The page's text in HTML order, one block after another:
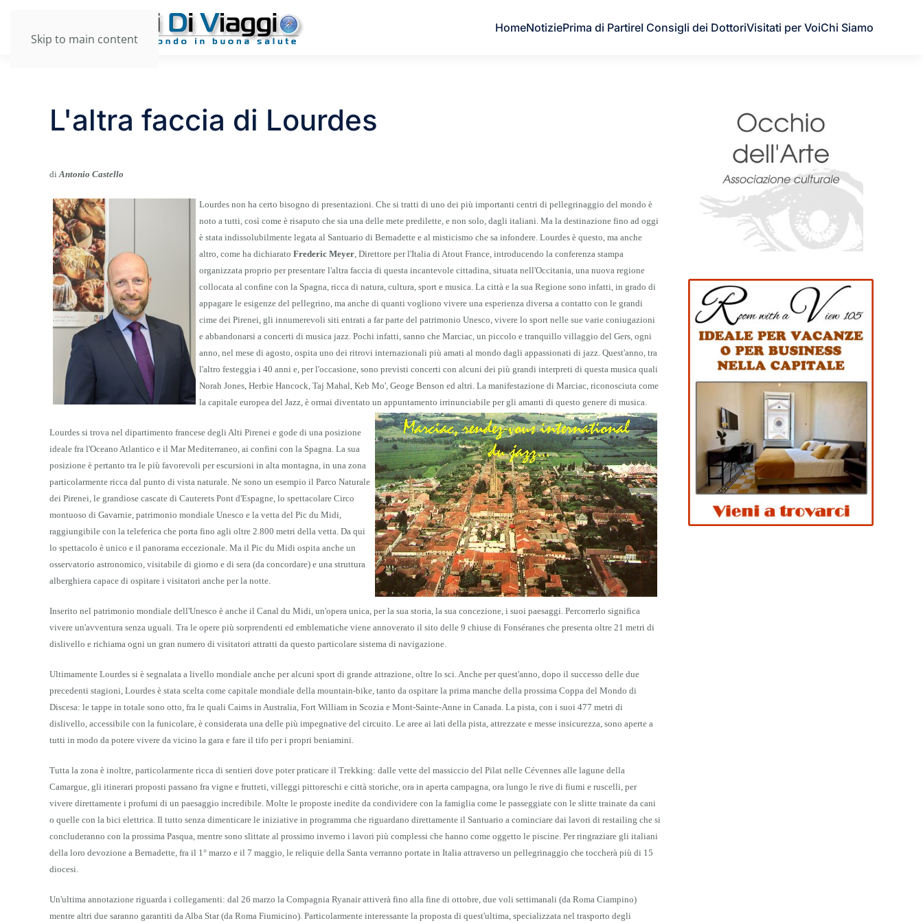
Skip to main content
HomeNotiziePrima di PartireI Consigli dei DottoriVisitati per VoiChi Siamo
L'altra faccia di Lourdes
diAntonio Castello
Lourdes non ha certo bisogno di presentazioni. Che si tratti di uno dei più importanti centri di pellegrinaggio del mondo è
noto a tutti, così come è risaputo che sia una delle mete predilette, e non solo, dagli italiani. Ma la destinazione fino ad oggi
è stata indissolubilmente legata al Santuario di Bernadette e al misticismo che sa infondere. Lourdes è questo, ma anche
altro, come ha dichiarato Frederic Meyer, Direttore per l'Italia di Atout France, introducendo la conferenza stampa
organizzata proprio per presentare l'altra faccia di questa incantevole cittadina, situata nell'Occitania, una nuova regione
collocata al confine con la Spagna, ricca di natura, cultura, sport e musica. La città e la sua Regione sono infatti, in grado di
appagare le esigenze del pellegrino, ma anche di quanti vogliono vivere una esperienza diversa a contatto con le grandi
cime dei Pirenei, gli innumerevoli siti entrati a far parte del patrimonio Unesco, vivere lo sport nelle sue varie coniugazioni
e abbandonarsi a concerti di musica jazz. Pochi infatti, sanno che Marciac, un piccolo e tranquillo villaggio del Gers, ogni
anno, nel mese di agosto, ospita uno dei ritrovi internazionali più amati al mondo dagli appassionati di jazz. Quest'anno, tra
l'altro festeggia i 40 anni e, per l'occasione, sono previsti concerti con alcuni dei più grandi interpreti di questa musica quali
Norah Jones, Herbie Hancock, Taj Mahal, Keb Mo', Geoge Benson ed altri. La manifestazione di Marciac, riconosciuta come
la capitale europea del Jazz, è ormai diventato un appuntamento irrinunciabile per gli amanti di questo genere di musica.
Lourdes si trova nel dipartimento francese degli Alti Pirenei e gode di una posizione
ideale fra l'Oceano Atlantico e il Mar Mediterraneo, ai confini con la Spagna. La sua
posizione è pertanto tra le più favorevoli per escursioni in alta montagna, in una zona
particolarmente ricca dal punto di vista naturale. Ne sono un esempio il Parco Naturale
dei Pirenei, le grandiose cascate di Cauterets Pont d'Espagne, lo spettacolare Circo
montuoso di Gavarnie, patrimonio mondiale Unesco e la vetta del Pic du Midi,
raggiungibile con la teleferica che porta fino agli oltre 2.800 metri della vetta. Da qui
lo spettacolo è unico e il panorama eccezionale. Ma il Pic du Midi ospita anche un
osservatorio astronomico, visitabile di giorno e di sera (da concordare) e una struttura
alberghiera capace di ospitare i visitatori anche per la notte.
Inserito nel patrimonio mondiale dell'Unesco è anche il Canal du Midi, un'opera unica, per la sua storia, la sua concezione, i suoi paesaggi. Percorrerlo significa
vivere un'avventura senza uguali. Tra le opere più sorprendenti ed emblematiche viene annoverato il sito delle 9 chiuse di Fonséranes che presenta oltre 21 metri di
dislivello e richiama ogni un gran numero di visitatori attratti da questo particolare sistema di navigazione.
Ultimamente Lourdes si è segnalata a livello mondiale anche per alcuni sport di grande attrazione, oltre lo sci. Anche per quest'anno, dopo il successo delle due
precedenti stagioni, Lourdes è stata scelta come capitale mondiale della mountain-bike, tanto da ospitare la prima manche della prossima Coppa del Mondo di
Discesa: le tappe in totale sono otto, fra le quali Cairns in Australia, Fort William in Scozia e Mont-Sainte-Anne in Canada. La pista, con i suoi 477 metri di
dislivello, accessibile con la funicolare, è considerata una delle più impegnative del circuito. Le aree ai lati della pista, attrezzate e messe insicurezza, sono aperte a
tutti in modo da potere vivere da vicino la gara e fare il tifo per i propri beniamini.
Tutta la zona è inoltre, particolarmente ricca di sentieri dove poter praticare il Trekking: dalle vette del massiccio del Pilat nelle Cévennes alle lagune della
Camargue, gli itinerari proposti passano fra vigne e frutteti, villeggi pittoreschi e città storiche, ora in aperta campagna, ora lungo le rive di fiumi e ruscelli, per
vivere direttamente i profumi di un paesaggio incredibile. Molte le proposte inedite da condividere con la famiglia come le passeggiate con le slitte trainate da cani
o quelle con la bici elettrica. Il tutto senza dimenticare le iniziative in programma che riguardano direttamente il Santuario a cominciare dai lavori di restailing che si
concluderanno con la prossima Pasqua, mentre sono slittate al prossimo inverno i lavori più complessi che hanno come oggetto le piscine. Per ringraziare gli italiani
della loro devozione a Bernadette, fra il 1° marzo e il 7 maggio, le reliquie della Santa verranno portate in Italia attraverso un pellegrinaggio che toccherà più di 15
diocesi.
Un'ultima annotazione riguarda i collegamenti: dal 26 marzo la Compagnia Ryanair attiverà fino alla fine di ottobre, due voli settimanali (da Roma Ciampino)
mentre altri due saranno garantiti da Alba Star (da Roma Fiumicino). Particolarmente interessante la proposta di quest'ultima, specializzata nel trasporto degli